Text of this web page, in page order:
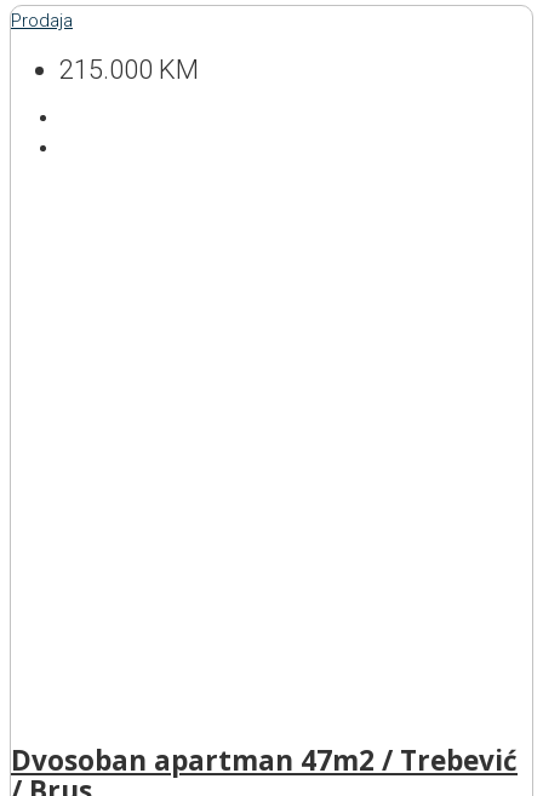
Prodaja
215.000 KM
Dvosoban apartman 47m2 / Trebević